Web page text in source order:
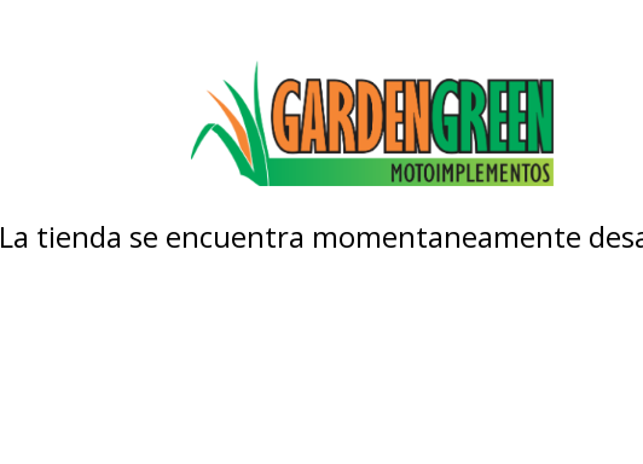
La tienda se encuentra momentaneamente